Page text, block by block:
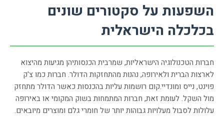
השפעות על סקטורים שונים
בכלכלה הישראלית
חברות הטכנולוגיה הישראליות, שמרבית הכנסותיהן מגיעות מהיצוא
לארצות הברית ולאירופה, נהנות מהתחזקות הדולר. חברות כמו צ'ק
פוינט, נייס ומונדיי.קום רושמות עליות בהכנסות כאשר הדולר מתחזק
מול השקל. לעומת זאת, חברות המתמחות בשוק המקומי או באירופה
עלולות לסבול מעלויות גבוהות יותר של חומרי גלם ומוצרים מיובאים.